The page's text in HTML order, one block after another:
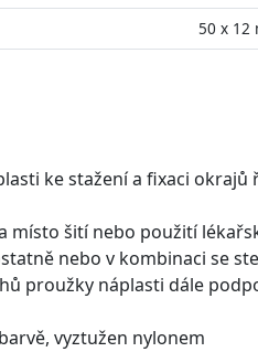
50 x 12
ke stažení a fixaci okrajů
místo šití nebo použití
nebo v kombinaci se
proužky náplasti dále
vyztužen nylonem